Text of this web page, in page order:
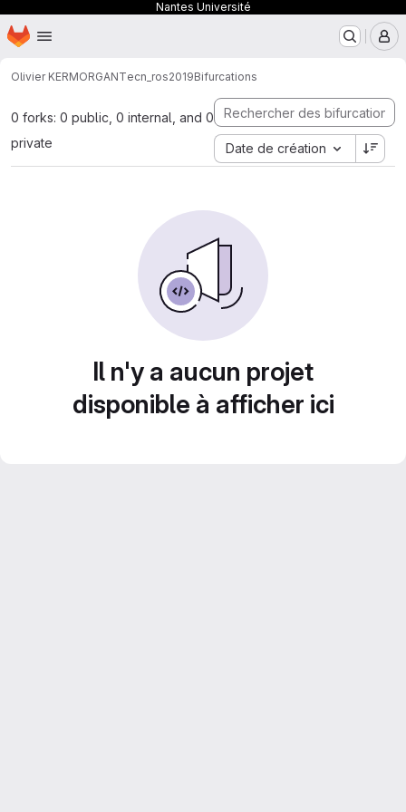
Nantes Université
Passer au contenu principal
Page d'accueil
Olivier KERMORGANTecn_ros2019Bifurcations
0 forks: 0 public, 0 internal, and 0
private
Date de création
Il n'y a aucun projet
disponible à afficher ici